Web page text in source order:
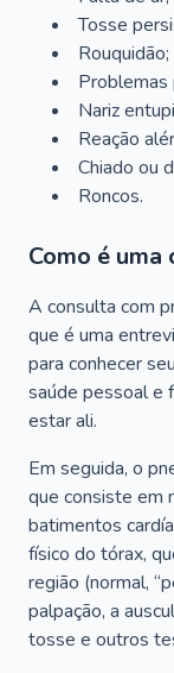
Tosse
Rouquidão;
Problemas
Nariz
Reação
Chiado ou
Roncos.
Como é
A consulta com
que é uma
para conhecer
saúde pessoal e
estar ali.
Em seguida, o
que consiste em
batimentos
físico do tórax,
região (normal,
palpação, a
tosse e outros